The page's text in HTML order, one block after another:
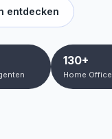
entdecken
130+
Home Office